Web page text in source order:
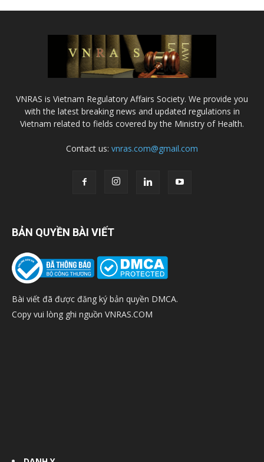
VNRAS is Vietnam Regulatory Affairs Society. We provide you
with the latest breaking news and updated regulations in
Vietnam related to fields covered by the Ministry of Health.
Contact us: vnras.com@gmail.com
BẢN QUYỀN BÀI VIẾT
Bài viết đã được đăng ký bản quyền DMCA.
Copy vui lòng ghi nguồn VNRAS.COM